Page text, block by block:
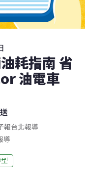
耗指南 省
油電車
報台北報導
導